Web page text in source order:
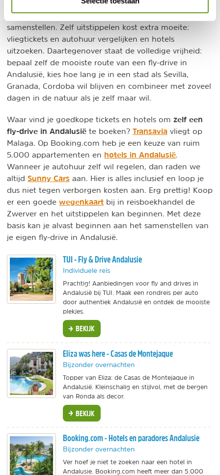
Wie graag volledig zelf bepaalt wat te zien op welk
moment, kan zelf eenfly-drive rondreis in Andalusië
samenstellen. Zelf uitstippelen kost extra moeite:
vliegtickets en autohuur vergelijken en hotels
uitzoeken. Daartegenover staat de volledige vrijheid:
bepaal zelf de mooiste route van een fly-drive in
Andalusië, kies hoe lang je in een stad als Sevilla,
Granada, Cordoba wil blijven en combineer met zoveel
dagen in de natuur als je zelf maar wil.
Waar vind je goedkope tickets en hotels om zelf een
fly-drive in Andalusië te boeken? Transavia vliegt op
Malaga. Op Booking.com heb je een keuze van ruim
5.000 appartementen en hotels in Andalusië.
Wanneer je autohuur zelf wil regelen, dan raden we
altijd Sunny Cars aan. Hier is alles inclusief en loop je
dus niet tegen verborgen kosten aan. Erg prettig! Koop
er een goede wegenkaart bij in reisboekhandel de
Zwerver en het uitstippelen kan beginnen. Met deze
basis kan je alvast beginnen aan het samenstellen van
je eigen fly-drive in Andalusië.
TUI - Fly & Drive Andalusie
Individuele reis
Prachtig! Aanbiedingen voor fly and drives in
Andalusië bij TUI. Maak een rondreis per auto
door authentiek Andalusië en ontdek de mooiste
plekjes.
BEKIJK
Eliza was here - Casas de Montejaque
Bijzonder overnachten
Topper van Eliza: de Casas de Montejaque in
Andalusië. Kleinschalig en stijlvol, met de bergen
van Ronda als decor.
BEKIJK
Booking.com - Hotels en paradores Andalusie
Bijzonder overnachten
Ver hoef je niet te zoeken naar een hotel in
Andalusie. Booking.com heeft meer dan 5.000